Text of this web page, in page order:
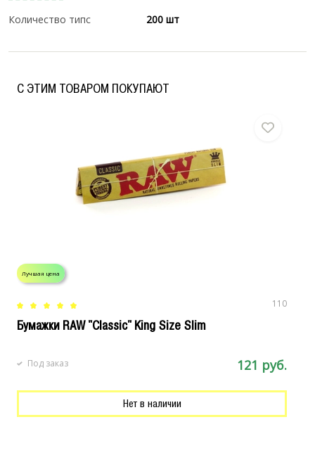
Количество типс 200 шт
C ЭТИМ ТОВАРОМ ПОКУПАЮТ
Лучшая цена
110
Бумажки RAW "Classic" King Size Slim
121 руб.
Под заказ
Нет в наличии